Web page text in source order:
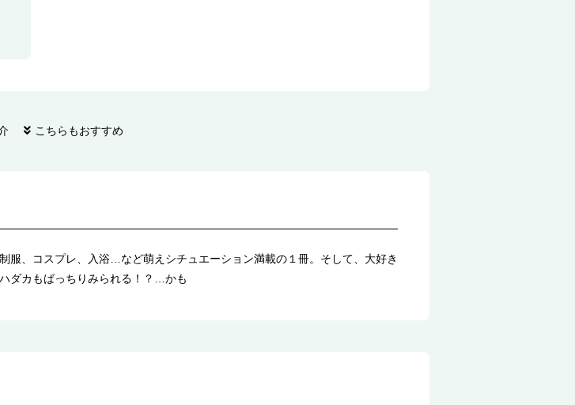
こちらもおすすめ
服、コスプレ、入浴…など萌えシチュエーション満載の１冊。そして、大好き
ダカもばっちりみられる！？…かも